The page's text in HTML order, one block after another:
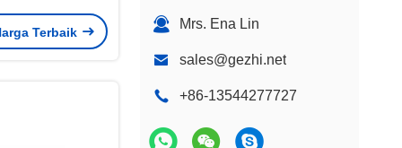
Mrs. Ena Lin
sales@gezhi.net
+86-13544277727
Insersi Rendah
CATV FTTH
Terbaik